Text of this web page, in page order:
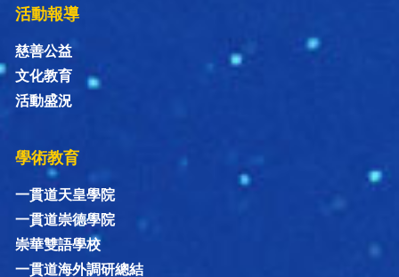
活動報導
慈善公益
文化教育
活動盛況
學術教育
一貫道天皇學院
一貫道崇德學院
崇華雙語學校
一貫道海外調研總結